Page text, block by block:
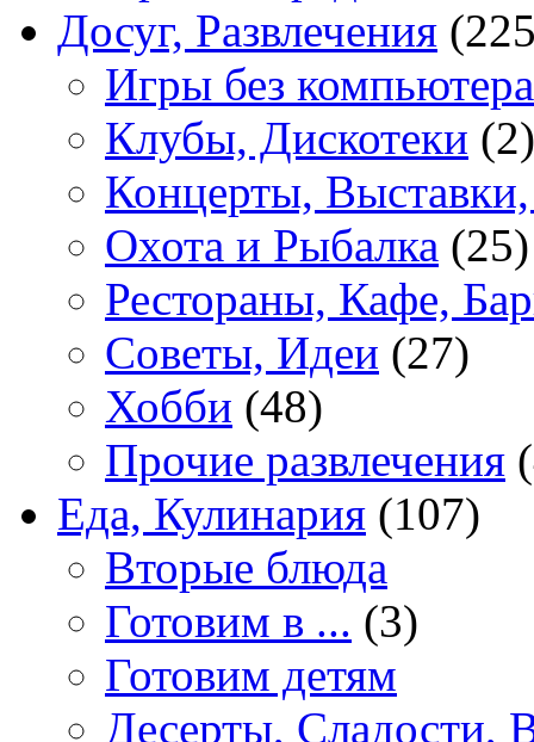
Досуг, Развлечения
Игры без компьютера
Клубы, Дискотеки (2)
Концерты,
Охота и Рыбалка (25)
Рестораны, Кафе,
Советы, Идеи (27)
Хобби (48)
Прочие развлечения
Еда, Кулинария (107)
Вторые блюда
Готовим в ... (3)
Готовим детям
Десерты, Сладости,